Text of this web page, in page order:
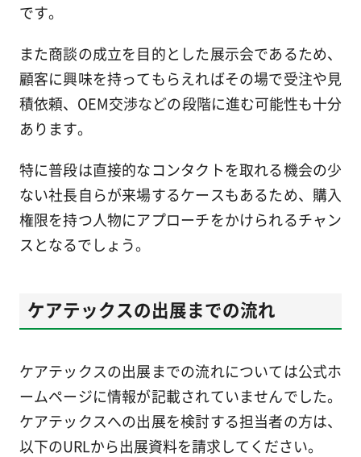
です。
また商談の成立を目的とした展示会であるため、
顧客に興味を持ってもらえればその場で受注や見
積依頼、OEM交渉などの段階に進む可能性も十分
あります。
特に普段は直接的なコンタクトを取れる機会の少
ない社長自らが来場するケースもあるため、購入
権限を持つ人物にアプローチをかけられるチャン
スとなるでしょう。
ケアテックスの出展までの流れ
ケアテックスの出展までの流れについては公式ホ
ームページに情報が記載されていませんでした。
ケアテックスへの出展を検討する担当者の方は、
以下のURLから出展資料を請求してください。